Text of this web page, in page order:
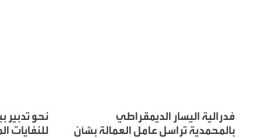
فدرالية اليسار الديمقراطي
بالمحمدية تراسل عامل العمالة بشأن
نحو تدبير
للنفايات